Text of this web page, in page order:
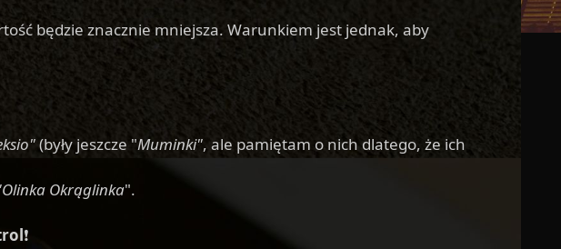
będzie znacznie mniejsza. Warunkiem jest jednak, aby
(były jeszcze "Muminki", ale pamiętam o nich dlatego, że ich
Okrąglinka".
❗